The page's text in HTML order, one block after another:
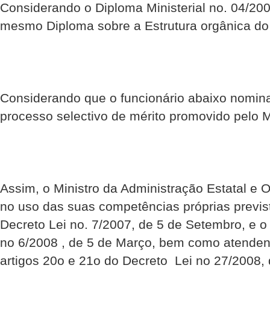
Considerando o Diploma Ministerial no. 04/
mesmo Diploma sobre a Estrutura orgânica
Considerando que o funcionário abaixo
processo selectivo de mérito promovido pelo
Assim, o Ministro da Administração Estatal e
no uso das suas competências próprias
Decreto Lei no. 7/2007, de 5 de Setembro, e
no 6/2008 , de 5 de Março, bem como
artigos 20o e 21o do Decreto  Lei no 27/